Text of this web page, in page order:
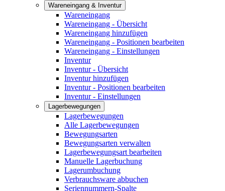
Wareneingang & Inventur
Wareneingang
Wareneingang - Übersicht
Wareneingang hinzufügen
Wareneingang - Positionen bearbeiten
Wareneingang - Einstellungen
Inventur
Inventur - Übersicht
Inventur hinzufügen
Inventur - Positionen bearbeiten
Inventur - Einstellungen
Lagerbewegungen
Lagerbewegungen
Alle Lagerbewegungen
Bewegungsarten
Bewegungsarten verwalten
Lagerbewegungsart bearbeiten
Manuelle Lagerbuchung
Lagerumbuchung
Verbrauchsware abbuchen
Seriennummern-Spalte